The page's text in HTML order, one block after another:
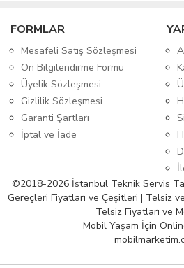
FORMLAR
Mesafeli Satış Sözleşmesi
Ön Bilgilendirme Formu
Üyelik Sözleşmesi
Gizlilik Sözleşmesi
Garanti Şartları
İptal ve İade
©2018-2026 İstanbul Teknik Servis
Gereçleri Fiyatları ve Çeşitleri | Telsiz
Telsiz Fiyatları ve
Mobil Yaşam İçin